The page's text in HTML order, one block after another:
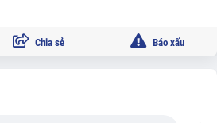
Chia sẻ Báo xấu